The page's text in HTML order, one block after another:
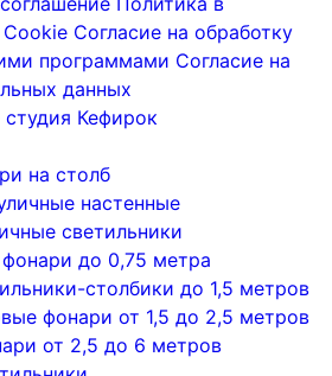
Согласие на обработку
программами Согласие на
данных
студия Кефирок
на столб
настенные
светильники
до 0,75 метра
столбики до 1,5 метров
фонари от 1,5 до 2,5 метров
от 2,5 до 6 метров